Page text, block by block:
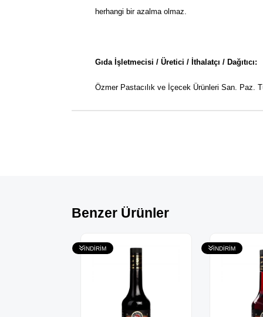
herhangi bir azalma olmaz.
Gıda İşletmecisi / Üretici / İthalatçı / Dağıtıcı:
Özmer Pastacılık ve İçecek Ürünleri San. Paz.
Benzer Ürünler